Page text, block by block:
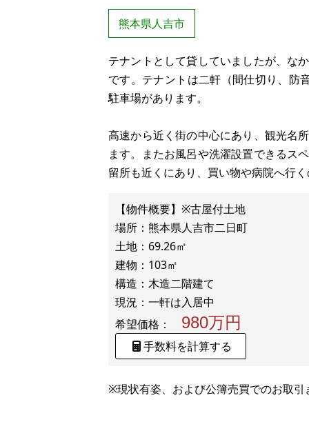
熊本県人吉市
テナントとして貸していましたが、な
です。テナントは二軒（間仕切り、防
駐車場があります。
高速から近く街の中心にあり、観光名
ます。またお風呂や洗濯設置できるス
留所も近くにあり、買い物や病院へ行
【物件概要】※古屋付土地
場所：熊本県人吉市二日町
土地：69.26㎡
建物：103㎡
構造：木造二階建て
希望価格：
980万円
手数料を計算する
※現状有姿、および公簿売買でのお取引